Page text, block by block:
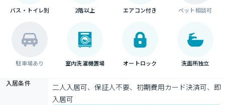
バス・トイレ別 2階以上 エアコン付き ペット相談可
駐車場あり 室内洗濯機置場 オートロック 洗面所独立
入居条件
二人入居可、保証人不要、初期費用カード決済可、即
入居可